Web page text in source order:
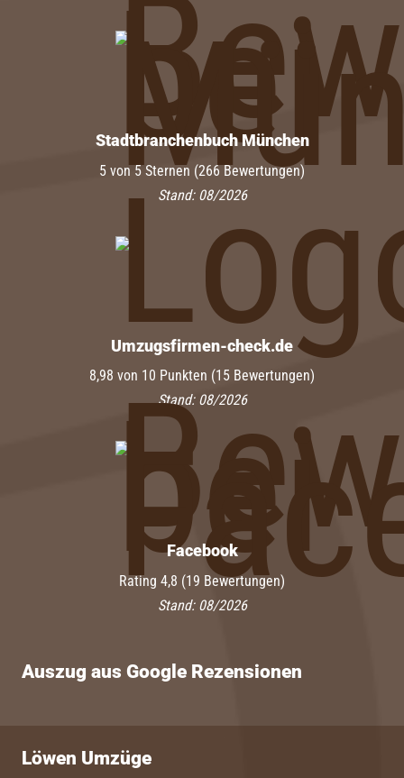
Stadtbranchenbuch München
5 von 5 Sternen (266 Bewertungen)
Stand: 08/2026
Umzugsfirmen-check.de
8,98 von 10 Punkten (15 Bewertungen)
Stand: 08/2026
Facebook
Rating 4,8 (19 Bewertungen)
Stand: 08/2026
Auszug aus Google Rezensionen
Löwen Umzüge